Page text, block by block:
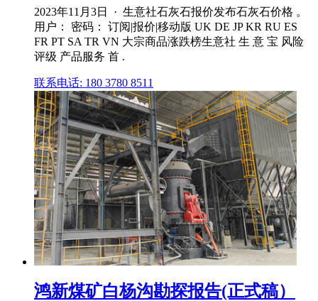
2023年11月3日 · 生意社石灰石报价发布石灰石价格 。
用户： 密码： 订阅|报价|移动版 UK DE JP KR RU ES
FR PT SA TR VN 大宗商品涨跌榜生意社 生 意 宝 风险
评级 产品服务 首 .
联系电话: 180 3780 8511
鸿新煤矿白杨沟勘探报告(正式稿）